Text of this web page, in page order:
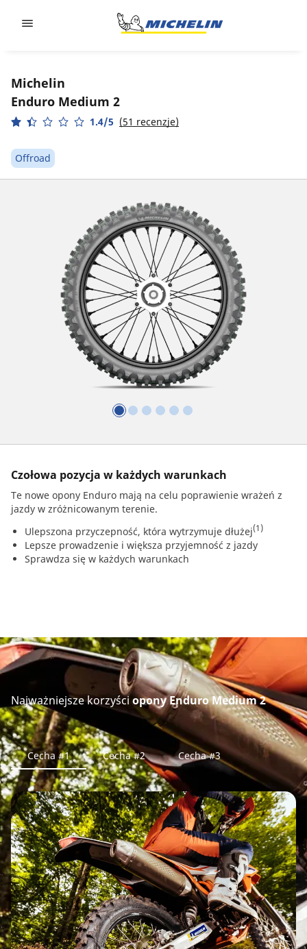
Michelin
Enduro Medium 2
1.4/5 (51 recenzje)
Offroad
Czołowa pozycja w każdych warunkach
Te nowe opony Enduro mają na celu poprawienie wrażeń z
jazdy w zróżnicowanym terenie.
Ulepszona przyczepność, która wytrzymuje dłużej(1)
Lepsze prowadzenie i większa przyjemność z jazdy
Sprawdza się w każdych warunkach
Najważniejsze korzyściopony Enduro Medium 2
Cecha #1 Cecha #2 Cecha #3